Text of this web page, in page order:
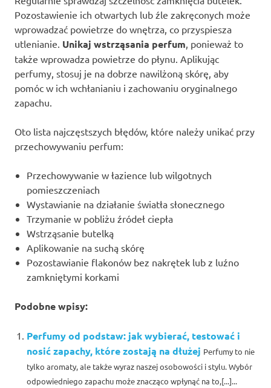
Pozostawienie ich otwartych lub źle zakręconych może
wprowadzać powietrze do wnętrza, co przyspiesza
utlenianie. Unikaj wstrząsania perfum, ponieważ to
także wprowadza powietrze do płynu. Aplikując
perfumy, stosuj je na dobrze nawilżoną skórę, aby
pomóc w ich wchłanianiu i zachowaniu oryginalnego
zapachu.
Oto lista najczęstszych błędów, które należy unikać przy
przechowywaniu perfum:
Przechowywanie w łazience lub wilgotnych
pomieszczeniach
Wystawianie na działanie światła słonecznego
Trzymanie w pobliżu źródeł ciepła
Wstrząsanie butelką
Aplikowanie na suchą skórę
Pozostawianie flakonów bez nakrętek lub z luźno
zamkniętymi korkami
Podobne wpisy:
Perfumy od podstaw: jak wybierać, testować i
nosić zapachy, które zostają na dłużej Perfumy to nie
tylko aromaty, ale także wyraz naszej osobowości i stylu. Wybór
odpowiedniego zapachu może znacząco wpłynąć na to,[...]...